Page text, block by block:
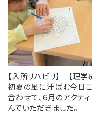
【入所リハビリ】 【理
初夏の風に汗ばむ今日
合わせて、6月のアクテ
んでいただきました。